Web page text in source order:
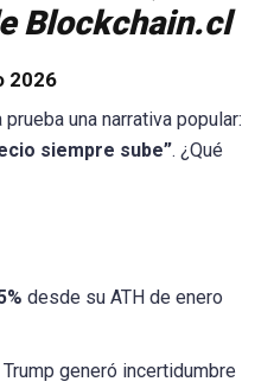
Blockchain.cl
2026
prueba una narrativa popular:
siempre sube”. ¿Qué
desde su ATH de enero
generó incertidumbre